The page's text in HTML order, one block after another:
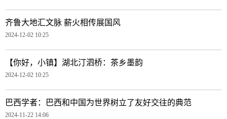
齐鲁大地汇文脉 薪火相传展国风
2024-12-02 10:25
【你好，小镇】湖北汀泗桥：茶乡墨韵
2024-12-02 10:25
巴西学者：巴西和中国为世界树立了友好交往的典范
2024-11-22 14:06